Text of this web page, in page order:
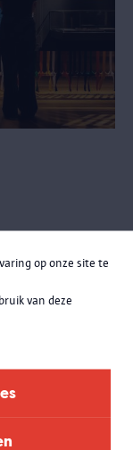
op onze site te
van deze
Atia en Roselyne
achter de
de bijzondere